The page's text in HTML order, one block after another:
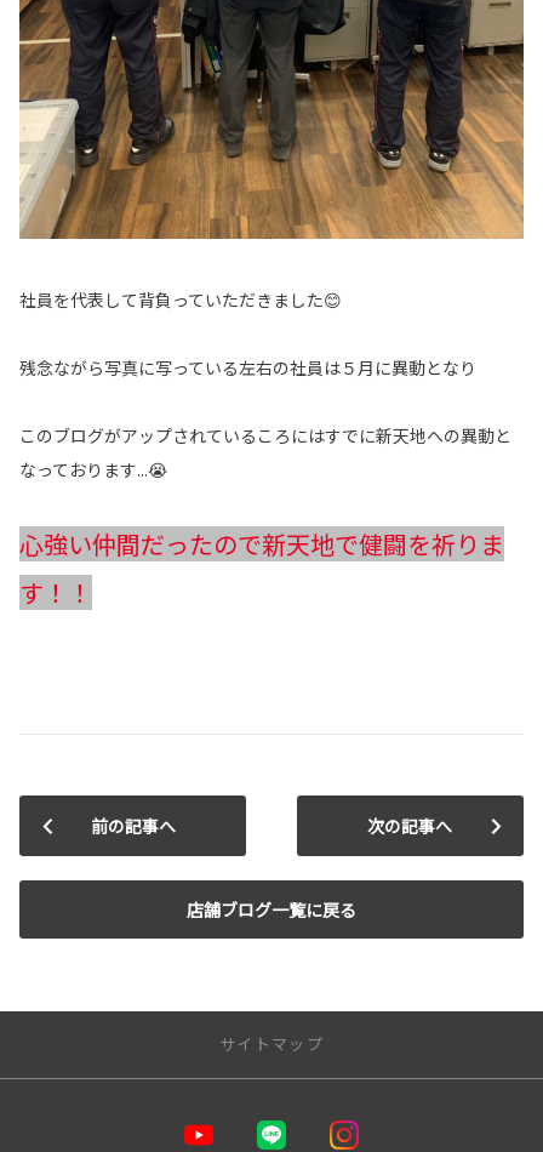
社員を代表して背負っていただきました😊
残念ながら写真に写っている左右の社員は５月に異動となり
このブログがアップされているころにはすでに新天地への異動と
なっております...😭
心強い仲間だったので新天地で健闘を祈りま
す！！
前の記事へ
店舗ブログ一覧に戻る
次の記事へ
サイトマップ